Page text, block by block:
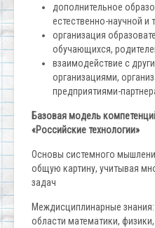
дополнительное
естественно-научной и
организация
обучающихся,
взаимодействие с
организациями,
предприятиями-
Базовая модель
«Российские технологии»
Основы системного
общую картину, учитывая
задач
Междисциплинарные знания:
области математики,